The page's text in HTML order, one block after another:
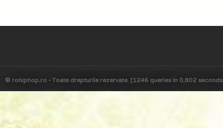
© rohiphop.ro - Toate drepturile rezervate. [1246 queries in 0,802